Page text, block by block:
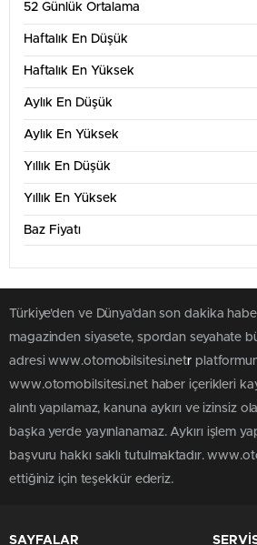
52 Günlük Ortalama
Haftalık En Düşük
Haftalık En Yüksek
Aylık En Düşük
Aylık En Yüksek
Yıllık En Düşük
Yıllık En Yüksek
Baz Fiyatı
Türkiye'den ve Dünya’dan son dakika
magazinden siyasete, spordan seyahate
adresi www.otomobilsitesi.netr
www.otomobilsitesi.net haber içerikleri
alıntı yapılamaz, kanuna aykırı ve izinsiz
başka yerde yayınlanamaz. Aykırı işlem
başvuru hakkı saklı tutulmaktadır.
ettiğiniz için teşekkür ederiz.
SAYFALAR